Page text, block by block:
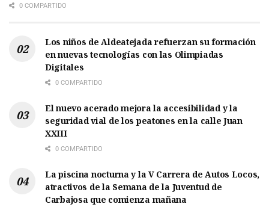
0 COMPARTIDO
Los niños de Aldeatejada refuerzan su formación
en nuevas tecnologías con las Olimpiadas
Digitales
0 COMPARTIDO
El nuevo acerado mejora la accesibilidad y la
seguridad vial de los peatones en la calle Juan
XXIII
0 COMPARTIDO
La piscina nocturna y la V Carrera de Autos Locos,
atractivos de la Semana de la Juventud de
Carbajosa que comienza mañana